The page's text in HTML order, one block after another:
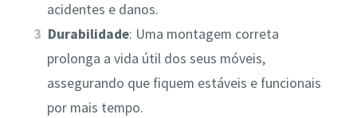
acidentes e danos.
Durabilidade: Uma montagem correta
prolonga a vida útil dos seus móveis,
assegurando que fiquem estáveis e funcionais
por mais tempo.